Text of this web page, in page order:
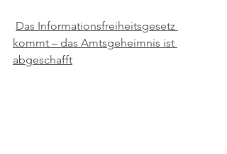
Das Informationsfreiheitsgesetz
kommt – das Amtsgeheimnis ist
abgeschafft